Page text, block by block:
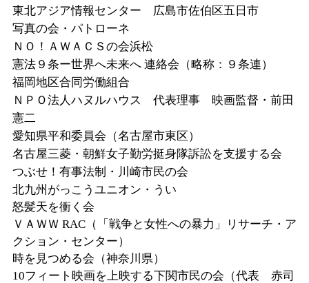
東北アジア情報センター 広島市佐伯区五日市
写真の会・パトローネ
ＮＯ！ＡＷＡＣＳの会浜松
憲法９条ー世界へ未来へ 連絡会（略称：９条連）
福岡地区合同労働組合
ＮＰＯ法人ハヌルハウス 代表理事 映画監督・前田
憲二
愛知県平和委員会（名古屋市東区）
名古屋三菱・朝鮮女子勤労挺身隊訴訟を支援する会
つぶせ！有事法制・川崎市民の会
北九州がっこうユニオン・うい
怒髪天を衝く会
ＶＡＷＷ RAC （「戦争と女性への暴力」リサーチ・ア
クション・センター）
時を見つめる会（神奈川県）
10フィート映画を上映する下関市民の会（代表 赤司